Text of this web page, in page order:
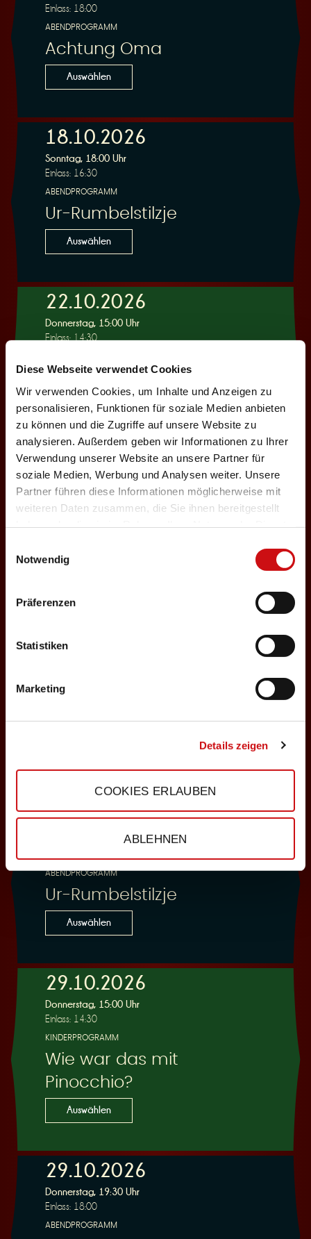
Diese Webseite verwendet Cookies
Wir verwenden Cookies, um Inhalte und Anzeigen zu
personalisieren, Funktionen für soziale Medien anbieten
zu können und die Zugriffe auf unsere Website zu
analysieren. Außerdem geben wir Informationen zu Ihrer
Verwendung unserer Website an unsere Partner für
soziale Medien, Werbung und Analysen weiter. Unsere
Partner führen diese Informationen möglicherweise mit
weiteren Daten zusammen, die Sie ihnen bereitgestellt
Notwendig
Präferenzen
Statistiken
Marketing
Details zeigen
COOKIES ERLAUBEN
ABLEHNEN
Einlass: 18:00
ABENDPROGRAMM
Achtung Oma
Auswählen
18.10.2026
Sonntag, 18:00 Uhr
Einlass: 16:30
ABENDPROGRAMM
Ur-Rumbelstilzje
Auswählen
22.10.2026
Donnerstag, 15:00 Uhr
Einlass: 14:30
Wie war das mit
Pinocchio?
Auswählen
22.10.2026
Donnerstag, 19:30 Uhr
Einlass: 18:00
Ur-Rumbelstilzje
25.10.2026
Einlass: 16:30
28.10.2026
Mittwoch, 19:30 Uhr
ABENDPROGRAMM
Ur-Rumbelstilzje
Auswählen
29.10.2026
Donnerstag, 15:00 Uhr
Einlass: 14:30
KINDERPROGRAMM
Wie war das mit
Pinocchio?
Auswählen
29.10.2026
Donnerstag, 19:30 Uhr
Einlass: 18:00
ABENDPROGRAMM